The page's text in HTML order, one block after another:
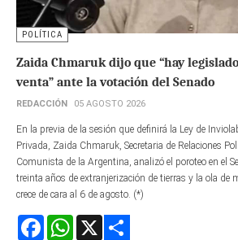
POLÍTICA
Zaida Chmaruk dijo que “hay
venta” ante la votación del Senado
REDACCIÓN 05 AGOSTO 2026
En la previa de la sesión que definirá la Ley de
Privada, Zaida Chmaruk, Secretaria de Relaciones
Comunista de la Argentina, analizó el poroteo en el
treinta años de extranjerización de tierras y la ola de
crece de cara al 6 de agosto. (*)
FacebookWhatsApp